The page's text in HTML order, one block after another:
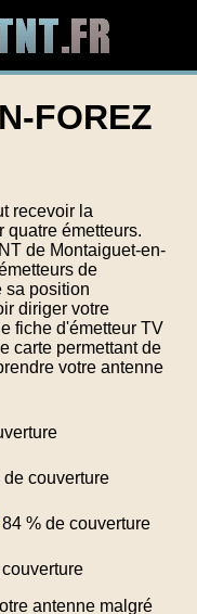
FOREZ
recevoir la
quatre émetteurs.
de Montaiguet-en-
de
sa position
diriger votre
fiche d'émetteur TV
carte permettant de
votre antenne
de couverture
84 % de couverture
antenne malgré